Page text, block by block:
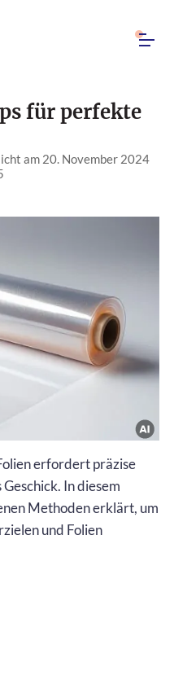
für perfekte
am 20. November 2024
erfordert präzise
In diesem
Methoden erklärt, um
und Folien